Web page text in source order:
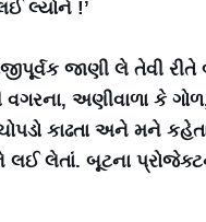
લ્યોને !’
જાણી લે તેવી
વગરના, અણીવાળા કે
કાઢતા અને મને
લઈ લેતાં. બૂટના